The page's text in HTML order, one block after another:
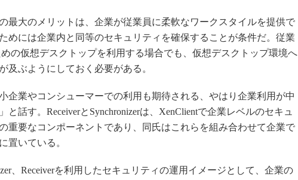
最大のメリットは、企業が従業員に柔軟なワークスタイルを提供で
めには企業内と同等のセキュリティを確保することが条件だ。従業
の仮想デスクトップを利用する場合でも、仮想デスクトップ環境へ
及ぶようにしておく必要がある。
企業やコンシューマーでの利用も期待される、やはり企業利用が中
と話す。ReceiverとSynchronizerは、XenClientで企業レベルのセキュ
重要なコンポーネントであり、同氏はこれらを組み合わせて企業で
置いている。
、Receiverを利用したセキュリティの運用イメージとして、企業の